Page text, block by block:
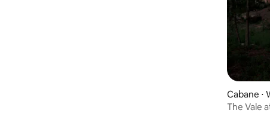
Cabane ⋅
The Vale